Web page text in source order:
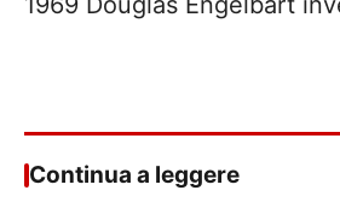
Continua a leggere